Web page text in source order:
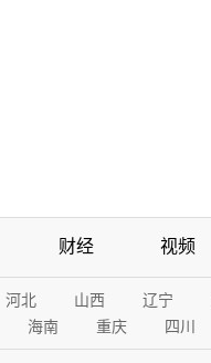
财经 视频
河北 山西 辽宁
海南 重庆 四川